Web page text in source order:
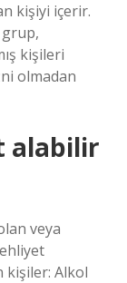
kişiyi içerir.
grup,
kişileri
olmadan
alabilir
veya
kişiler: Alkol